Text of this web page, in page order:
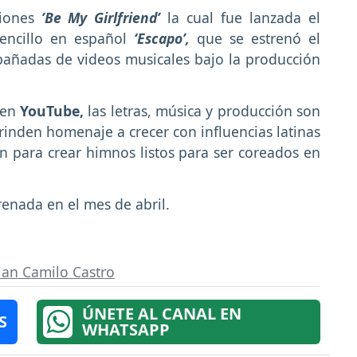
’Be My Girlfriend’ la cual fue lanzada el
en español ‘Escapo’, que se estrenó el
de videos musicales bajo la producción
YouTube, las letras, música y producción son
homenaje a crecer con influencias latinas
para crear himnos listos para ser coreados en
en el mes de abril.
Camilo Castro
ÚNETE AL CANAL EN
WHATSAPP